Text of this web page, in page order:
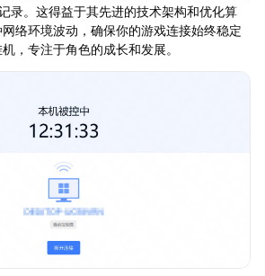
录。这得益于其先进的技术架构和优化算
络环境波动，确保你的游戏连接始终稳定
，专注于角色的成长和发展。